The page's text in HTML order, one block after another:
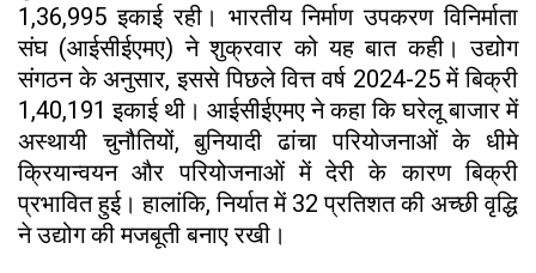
1,36,995 इकाई रही। भारतीय निर्माण उपकरण विनिर्माता
संघ (आईसीईएमए) ने शुक्रवार को यह बात कही। उद्योग
संगठन के अनुसार, इससे पिछले वित्त वर्ष 2024-25 में बिक्री
1,40,191 इकाई थी। आईसीईएमए ने कहा कि घरेलू बाजार में
अस्थायी चुनौतियों, बुनियादी ढांचा परियोजनाओं के धीमे
क्रियान्वयन और परियोजनाओं में देरी के कारण बिक्री
प्रभावित हुई। हालांकि, निर्यात में 32 प्रतिशत की अच्छी वृद्धि
ने उद्योग की मजबूती बनाए रखी।